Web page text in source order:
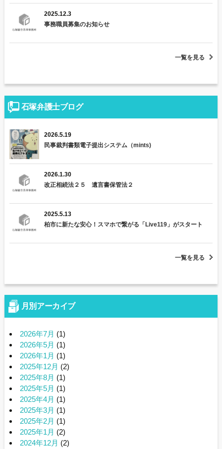
2025.12.3
事務職員募集のお知らせ
一覧を見る
石塚弁護士ブログ
2026.5.19
民事裁判書類電子提出システム（mints)
2026.1.30
改正相続法２５ 遺言書保管法２
2025.5.13
柏市に新たな安心！スマホで繋がる「Live119」がスタート
一覧を見る
月別アーカイブ
2026年7月 (1)
2026年5月 (1)
2026年1月 (1)
2025年12月 (2)
2025年8月 (1)
2025年5月 (1)
2025年4月 (1)
2025年3月 (1)
2025年2月 (1)
2025年1月 (2)
2024年12月 (2)